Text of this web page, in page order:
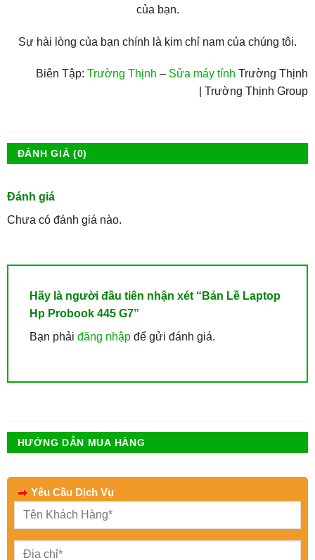
của bạn.
Sự hài lòng của bạn chính là kim chỉ nam của chúng tôi.
Biên Tập:Trường Thịnh – Sửa máy tính Trường Thịnh
| Trường Thịnh Group
ĐÁNH GIÁ (0)
Đánh giá
Chưa có đánh giá nào.
Hãy là người đầu tiên nhận xét “Bản Lề Laptop
Hp Probook 445 G7”
Bạn phải đăng nhậpđể gửi đánh giá.
HƯỚNG DẪN MUA HÀNG
Yêu Cầu Dịch Vụ